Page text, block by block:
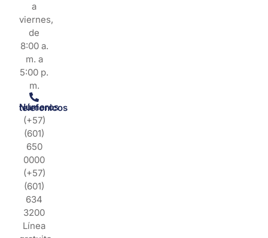
a
viernes,
de
8:00 a.
m. a
5:00 p.
m.
Números telefonicos
(+57)
(601)
650
0000
(+57)
(601)
634
3200
Línea